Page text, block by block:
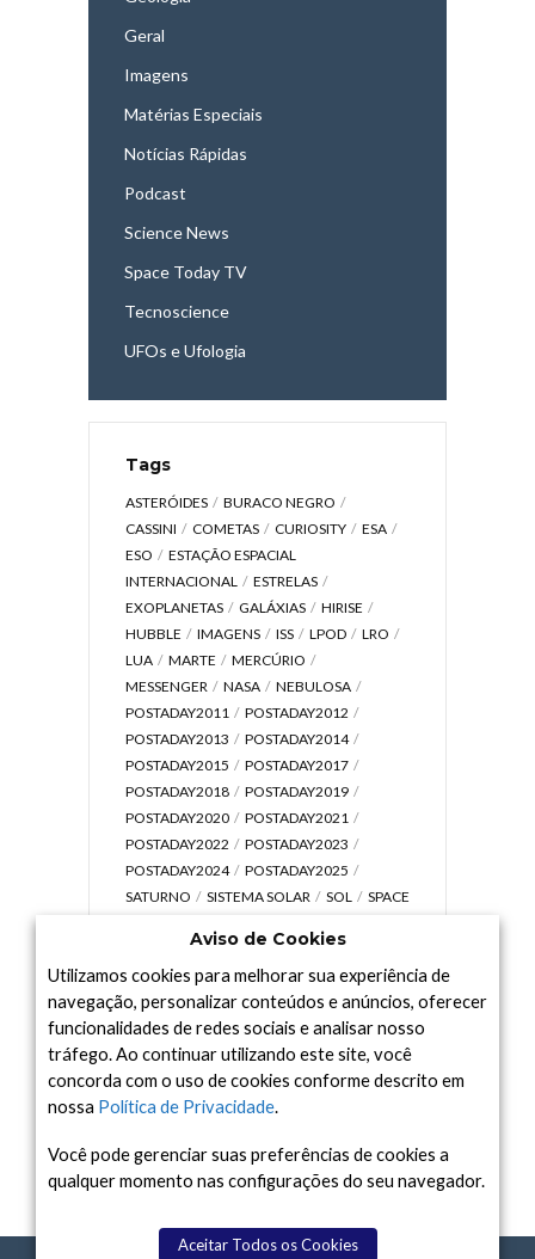
Geral
Imagens
Matérias Especiais
Notícias Rápidas
Podcast
Science News
Space Today TV
Tecnoscience
UFOs e Ufologia
Tags
ASTERÓIDES
BURACO NEGRO
CASSINI
COMETAS CURIOSITY
ESA
ESO
ESTAÇÃO ESPACIAL
INTERNACIONAL
ESTRELAS
EXOPLANETAS
GALÁXIAS
HIRISE
HUBBLE
IMAGENS ISS LPOD
LRO
LUA
MARTE
MERCÚRIO
MESSENGER
NASA
NEBULOSA
POSTADAY2011
POSTADAY2012
POSTADAY2013
POSTADAY2014
POSTADAY2015
POSTADAY2017
POSTADAY2018
POSTADAY2019
POSTADAY2020
POSTADAY2021
POSTADAY2022
POSTADAY2023
POSTADAY2024
POSTADAY2025
SATURNO
SISTEMA SOLAR SOL
SPACE
UNIVERSO
VÍDEO
Arquivo
Arquivo
Aviso de Cookies
Utilizamos cookies para melhorar sua experiência de
navegação, personalizar conteúdos e anúncios, oferecer
funcionalidades de redes sociais e analisar nosso
tráfego. Ao continuar utilizando este site, você
concorda com o uso de cookies conforme descrito em
nossa Política de Privacidade.
Você pode gerenciar suas preferências de cookies a
qualquer momento nas configurações do seu navegador.
Aceitar Todos os Cookies